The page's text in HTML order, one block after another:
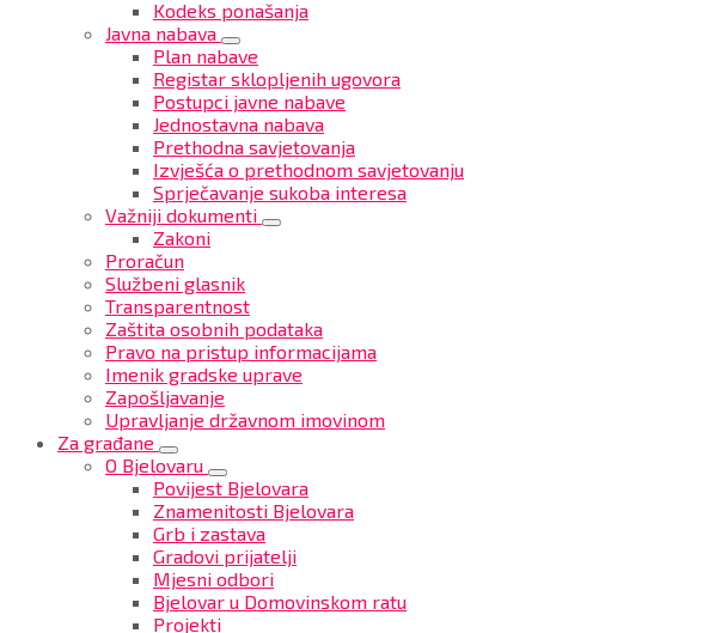
Kodeks ponašanja
Javna nabava
Plan nabave
Registar sklopljenih ugovora
Postupci javne nabave
Jednostavna nabava
Prethodna savjetovanja
Izvješća o prethodnom savjetovanju
Sprječavanje sukoba interesa
Važniji dokumenti
Zakoni
Proračun
Službeni glasnik
Transparentnost
Zaštita osobnih podataka
Pravo na pristup informacijama
Imenik gradske uprave
Zapošljavanje
Upravljanje državnom imovinom
Za građane
O Bjelovaru
Povijest Bjelovara
Znamenitosti Bjelovara
Grb i zastava
Gradovi prijatelji
Mjesni odbori
Bjelovar u Domovinskom ratu
Projekti